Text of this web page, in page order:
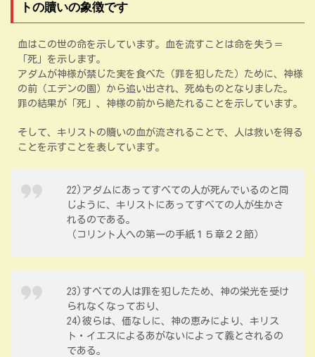
トの贖いの象徴です
血はこの世の命を示しています。血を流すことは命を失う＝
「死」を示します。
アダムが神様が禁じた実を食べた（罪を犯したた）ために、神様
の前（エデンの園）から追い出され、死ぬものとなりました。
罪の結果が「死」、神様の前から絶たれることを示しています。
そして、キリストの贖いの血が流されることで、人は救いを得る
ことを示すことを表しています。
22)アダムにあってすべての人が死んでいるのと同
じように、キリストにあってすべての人が生かさ
れるのである。
（コリント人への第一の手紙１５章２２節）
23)すべての人は罪を犯したため、神の栄光を受け
られなくなっており、
24)彼らは、価なしに、神の恵みにより、キリス
ト・イエスによるあがないによって義とされるの
である。